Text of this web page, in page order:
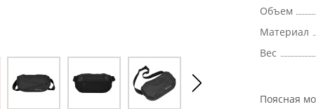
Объем
Материал
Вес
Поясная